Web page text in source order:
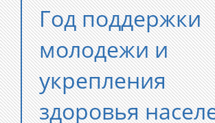
Год поддержки
молодежи и
укрепления
здоровья